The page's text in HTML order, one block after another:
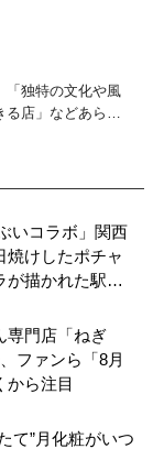
いコラボ」関西
焼けしたポチャ
が描かれた駅弁
専門店「ねぎ
ファンら「8月
から注目
て”月化粧がいつ
「独特の文化や風
る店」などあらゆ
ちゃちゃを入れ
したトークバラ